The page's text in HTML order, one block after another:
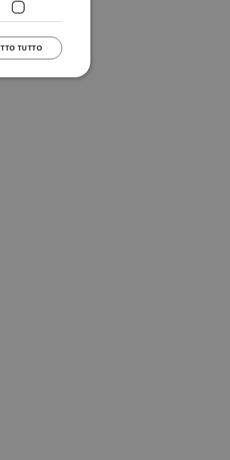
TUTTO
la gestione
cookie
viene
combinazione
l'utilizzo
servizio
di analisi web
di siti
cui il prefisso
che si
di analisi web
di siti
che imposta il
i cookie.